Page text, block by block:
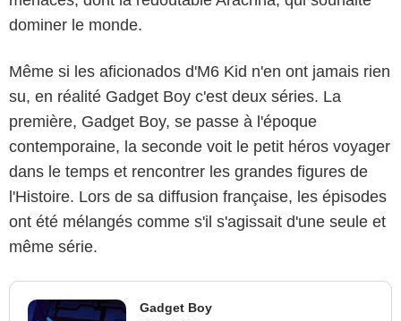
dominer le monde.
Même si les aficionados d'M6 Kid n'en ont jamais rien
su, en réalité Gadget Boy c'est deux séries. La
première, Gadget Boy, se passe à l'époque
contemporaine, la seconde voit le petit héros voyager
dans le temps et rencontrer les grandes figures de
l'Histoire. Lors de sa diffusion française, les épisodes
ont été mélangés comme s'il s'agissait d'une seule et
même série.
Gadget Boy